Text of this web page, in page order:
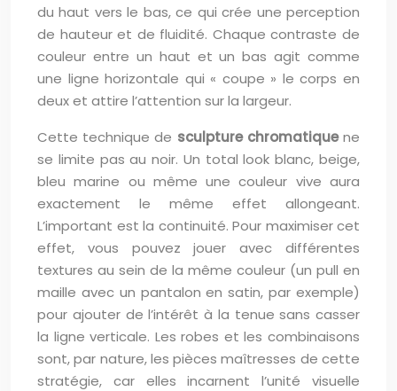
du haut vers le bas, ce qui crée une perception
de hauteur et de fluidité. Chaque contraste de
couleur entre un haut et un bas agit comme
une ligne horizontale qui « coupe » le corps en
deux et attire l’attention sur la largeur.
Cette technique de sculpture chromatiquene
se limite pas au noir. Un total look blanc, beige,
bleu marine ou même une couleur vive aura
exactement le même effet allongeant.
L’important est la continuité. Pour maximiser cet
effet, vous pouvez jouer avec différentes
textures au sein de la même couleur (un pull en
maille avec un pantalon en satin, par exemple)
pour ajouter de l’intérêt à la tenue sans casser
la ligne verticale. Les robes et les combinaisons
sont, par nature, les pièces maîtresses de cette
stratégie, car elles incarnent l’unité visuelle